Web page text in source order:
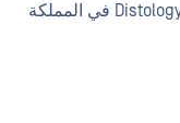
إلى محفظة الأمن السيبراني OT الخاصة بـ Distology في المملكة